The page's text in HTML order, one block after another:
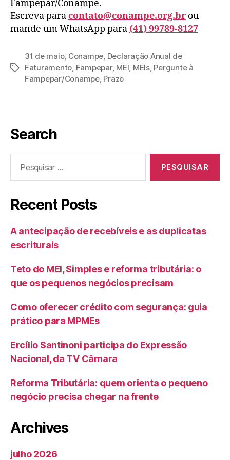
Fampepar/Conampe.
Escreva paracontato@conampe.org.br ou
mande um WhatsApp para (41) 99789-8127
31 de maio, Conampe, Declaração Anual de
Faturamento, Fampepar, MEI, MEIs, Pergunte à
Fampepar/Conampe, Prazo
Search
Recent Posts
A antecipação de recebíveis e as duplicatas
escriturais
Teto do MEI, Simples e reforma tributária: o
que os pequenos negócios precisam
Como oferecer crédito com segurança: guia
prático para MPMEs
Ercílio Santinoni participa do Expressão
Nacional, da TV Câmara
Reforma Tributária: quem orienta o pequeno
negócio precisa chegar na frente
Archives
julho 2026